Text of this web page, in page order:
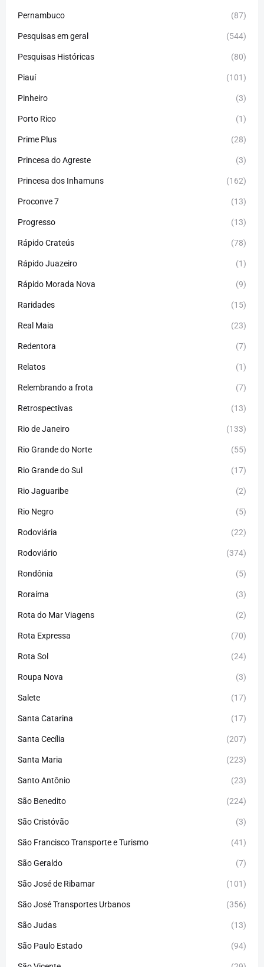
Pernambuco (87)
Pesquisas em geral (544)
Pesquisas Históricas (80)
Piauí (101)
Pinheiro (3)
Porto Rico (1)
Prime Plus (28)
Princesa do Agreste (3)
Princesa dos Inhamuns (162)
Proconve 7 (13)
Progresso (13)
Rápido Crateús (78)
Rápido Juazeiro (1)
Rápido Morada Nova (9)
Raridades (15)
Real Maia (23)
Redentora (7)
Relatos (1)
Relembrando a frota (7)
Retrospectivas (13)
Rio de Janeiro (133)
Rio Grande do Norte (55)
Rio Grande do Sul (17)
Rio Jaguaribe (2)
Rio Negro (5)
Rodoviária (22)
Rodoviário (374)
Rondônia (5)
Roraíma (3)
Rota do Mar Viagens (2)
Rota Expressa (70)
Rota Sol (24)
Roupa Nova (3)
Salete (17)
Santa Catarina (17)
Santa Cecília (207)
Santa Maria (223)
Santo Antônio (23)
São Benedito (224)
São Cristóvão (3)
São Francisco Transporte e Turismo (41)
São Geraldo (7)
São José de Ribamar (101)
São José Transportes Urbanos (356)
São Judas (13)
São Paulo Estado (94)